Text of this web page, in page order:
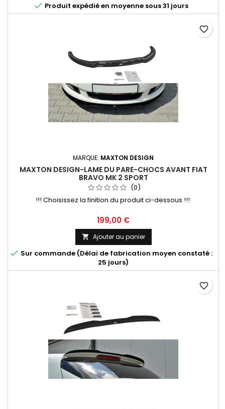
 Produit expédié en moyenne sous 31 jours
MARQUE: MAXTON DESIGN
MAXTON DESIGN-LAME DU PARE-CHOCS AVANT FIAT
BRAVO MK 2 SPORT
(0)
!!! Choisissez la finition du produit ci-dessous !!!
Prix
199,00 €
 Ajouter au panier
 Sur commande (Délai de fabrication moyen constaté :
25 jours)
favorite_border
favorite_border